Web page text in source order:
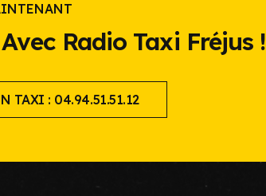
Radio Taxi Fréjus !
TAXI : 04.94.51.51.12